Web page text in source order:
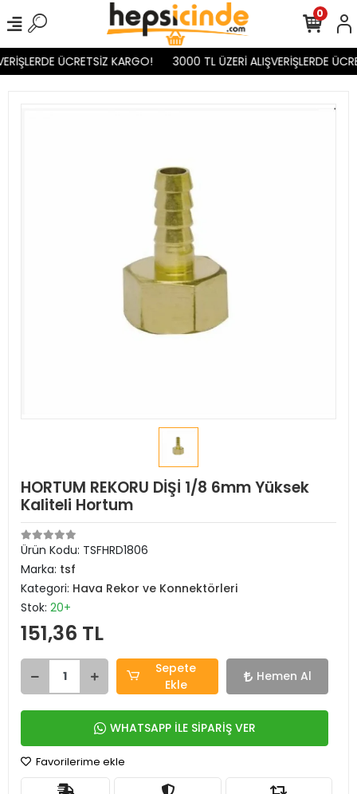
ÜCRETSİZ KARGO! 3000 TL ÜZERİ ALIŞVERİŞLERDE
0
HORTUM REKORU DİŞİ 1/8 6mm Yüksek
Kaliteli Hortum
Ürün Kodu: TSFHRD1806
Marka: tsf
Kategori: Hava Rekor ve Konnektörleri
Stok: 20+
151,36 TL
Sepete
Ekle
Hemen Al
WHATSAPP İLE SİPARİŞ VER
Favorilerime ekle